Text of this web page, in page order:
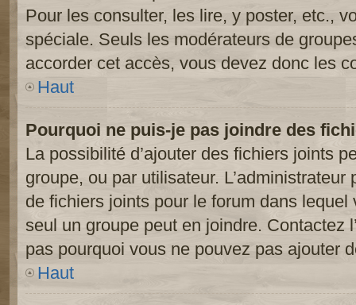
Pour les consulter, les lire, y poster, etc.,
spéciale. Seuls les modérateurs de
accorder cet accès, vous devez donc les
Haut
Pourquoi ne puis-je pas joindre des
La possibilité d’ajouter des fichiers joints
groupe, ou par utilisateur. L’administrateur
de fichiers joints pour le forum dans
seul un groupe peut en joindre. Contactez
pas pourquoi vous ne pouvez pas ajouter
Haut